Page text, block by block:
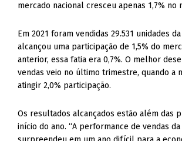
mercado nacional cresceu apenas 1,7% no
Em 2021 foram vendidas 29.531 unidades
alcançou uma participação de 1,5% do
anterior, essa fatia era 0,7%. O melhor
vendas veio no último trimestre, quando a
atingir 2,0% participação.
Os resultados alcançados estão além das
início do ano. “A performance de vendas da